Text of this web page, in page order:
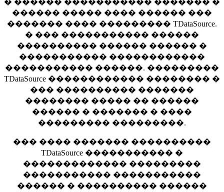
� ������ ����������� ������� �
������ ����� ���� ������ ���
������� ���� ��������� TDataSource.
� ��� ����������� ������
���������� ������ ������ �
����������� ������������
����������� ������. ���������
TDataSource ������������ �������� �
��� ���������� �������
�������� ����� �� ������
������ � ������� � ����
��������� ���������.
��� ���� ������� ����������
TDataSource ����������� �
������������� ���������
����������� �����������
������ � ���������� ������